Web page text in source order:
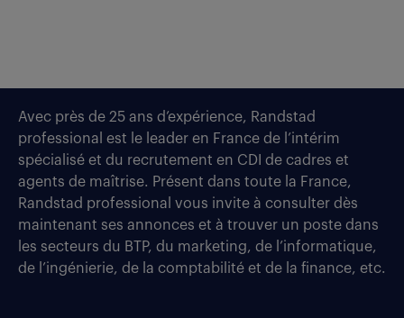
Avec près de 25 ans d’expérience, Randstad
professional est le leader en France de l’intérim
spécialisé et du recrutement en CDI de cadres et
agents de maîtrise. Présent dans toute la France,
Randstad professional vous invite à consulter dès
maintenant ses annonces et à trouver un poste dans
les secteurs du BTP, du marketing, de l’informatique,
de l’ingénierie, de la comptabilité et de la finance, etc.